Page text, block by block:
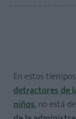
En estos
detractores de
niños, no está